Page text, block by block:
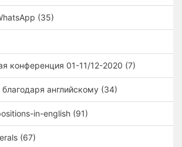
(35)
конференция 01-11/12-2020 (7)
английскому (34)
in-english (91)
(67)